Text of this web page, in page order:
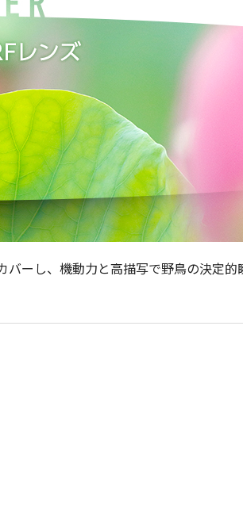
ーし、機動力と高描写で野鳥の決定的